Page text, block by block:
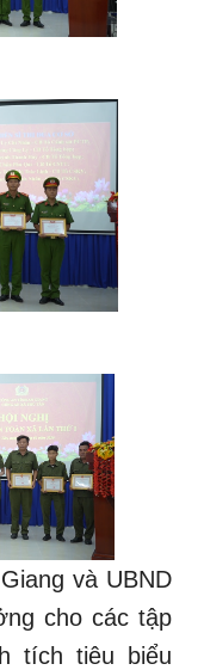
và UBND
cho các tập
tích tiêu biểu